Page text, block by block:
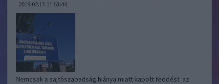
2019.02.13 11:51:44
Nemcsak a sajtószabadság hiánya miatt kapott feddést az